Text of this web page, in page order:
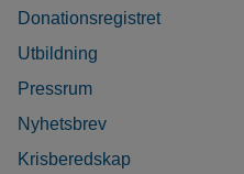
Donationsregistret
Utbildning
Pressrum
Nyhetsbrev
Krisberedskap